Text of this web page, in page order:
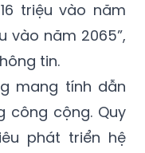
thời, xác lập
11,5 - 12
triệu vào năm
vào năm 2065”,
tin.
mang tính dẫn